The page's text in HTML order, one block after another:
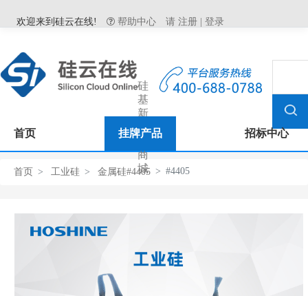
欢迎来到硅云在线! 帮助中心 请 注册 登录
硅
基
新
材
料
商
城
首页 挂牌产品 招标中心
首页 工业硅 金属硅#4405 #4405